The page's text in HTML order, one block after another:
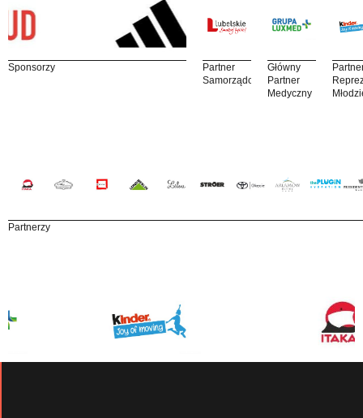
Sponsorzy
Partner
Samorządowy
Główny
Partner
Medyczny
Partnerzy